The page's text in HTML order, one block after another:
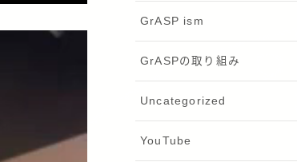
GrASP ism
GrASPの取り組み
Uncategorized
YouTube